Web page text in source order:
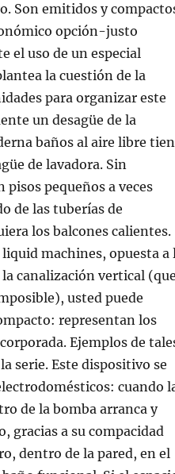
Son emitidos y
opción-justo
el uso de un especial
la cuestión de la
para organizar este
un desagüe de la
baños al aire libre
de lavadora. Sin
pequeños a veces
de las tuberías de
los balcones calientes.
machines, opuesta a
canalización vertical (que
usted puede
representan los
Ejemplos de
serie. Este dispositivo se
cuando
de la bomba arranca y
gracias a su compacidad
dentro de la pared, en el